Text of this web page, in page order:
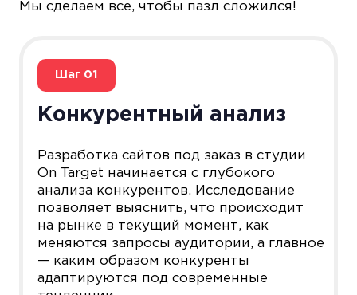
Мы сделаем все, чтобы пазл сложился!
Шаг 01
Конкурентный анализ
Разработка сайтов под заказ в студии
On Target начинается с глубокого
анализа конкурентов. Исследование
позволяет выяснить, что происходит
на рынке в текущий момент, как
меняются запросы аудитории, а главное
— каким образом конкуренты
адаптируются под современные